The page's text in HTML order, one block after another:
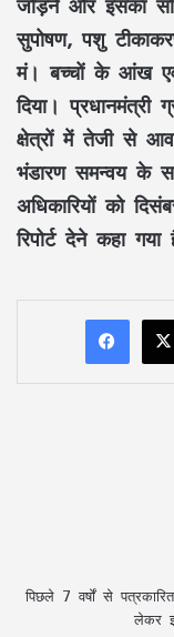
सुपोषण, पशु
मं। बच्चों के आंख
दिया।
क्षेत्रों में तेजी से
भंडारण समन्वय के
अधिकारियों को
रिपोर्ट देने कहा
पिछले 7 वर्षों से
लेकर